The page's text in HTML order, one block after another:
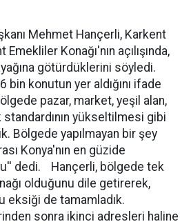
Mehmet Hançerli, Karkent
Konağı'nın açılışında,
götürdüklerini söyledi.
bin konutun yer aldığını ifade
pazar, market, yeşil alan,
yükseltilmesi gibi
Bölgede yapılmayan bir şey
Konya'nın en güzide
dedi. Hançerli, bölgede tek
olduğunu dile getirerek,
eksiği de tamamladık.
sonra ikinci adresleri haline